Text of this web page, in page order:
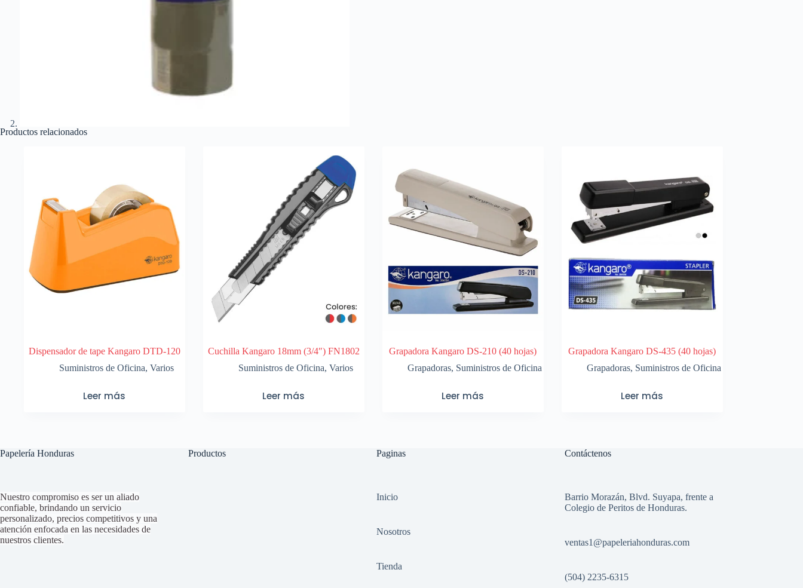
Productos relacionados
Dispensador de tape Kangaro DTD-120
Suministros de Oficina, Varios
Leer más
Cuchilla Kangaro 18mm (3/4″) FN1802
Suministros de Oficina, Varios
Leer más
Grapadora Kangaro DS-210 (40 hojas)
Grapadoras, Suministros de Oficina
Leer más
Grapadora Kangaro DS-435 (40 hojas)
Grapadoras, Suministros de Oficina
Leer más
Papelería Honduras
Nuestro compromiso es ser un aliado
confiable, brindando un servicio
personalizado, precios competitivos y una
atención enfocada en las necesidades de
nuestros clientes.
Productos Paginas
Inicio
Nosotros
Tienda
Contáctenos
Barrio Morazán, Blvd. Suyapa, frente a
Colegio de Peritos de Honduras.
ventas1 @papeleriahonduras.com
(504) 2235-6315